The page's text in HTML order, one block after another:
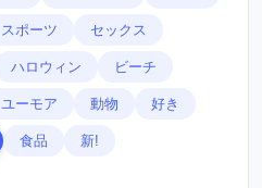
スポーツ セックス
ハロウィン ビーチ
ユーモア 動物 好き
食品 新!